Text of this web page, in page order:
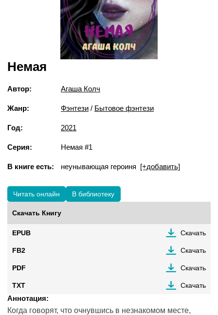
Немая
Автор: Агаша Колч
Жанр: Фэнтези / Бытовое фэнтези
Год: 2021
Серия: Немая #1
В книге есть: неунывающая героиня [+добавить]
Читать онлайн В библиотеку
Скачать Книгу
EPUB Скачать
FB2 Скачать
PDF Скачать
TXT Скачать
Аннотация:
Когда говорят, что очнувшись в незнакомом месте,